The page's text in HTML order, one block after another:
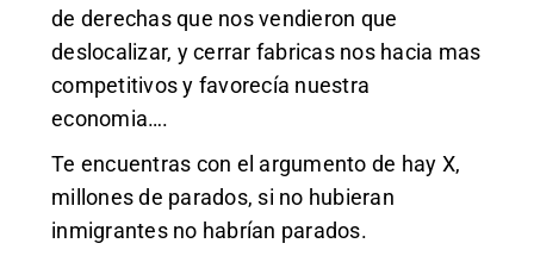
de derechas que nos vendieron que
deslocalizar, y cerrar fabricas nos hacia mas
competitivos y favorecía nuestra
economia….
Te encuentras con el argumento de hay X,
millones de parados, si no hubieran
inmigrantes no habrían parados.